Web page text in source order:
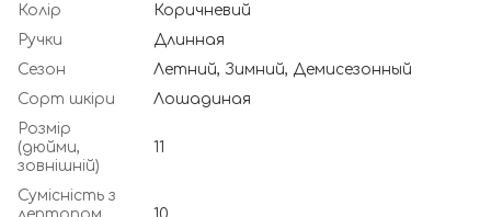
Колір
Коричневий
Ручки
Длинная
Сезон
Летний, Зимний, Демисезонный
Сорт шкіри
Лошадиная
Розмір
(дюйми,
зовнішній)
11
Сумісність з